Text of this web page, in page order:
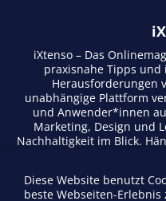
iXtenso – Das
praxisnahe Tipps
Herausforderungen
unabhängige Plattform
und Anwender*innen
Marketing, Design und
Nachhaltigkeit im Blick.
lebendigen Schreibstil
Diese Website benutzt
beste Webseiten-